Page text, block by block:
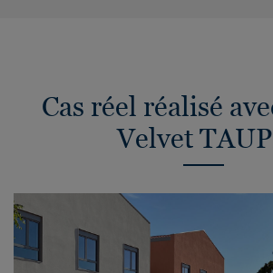
Cas réel réalisé
Velvet